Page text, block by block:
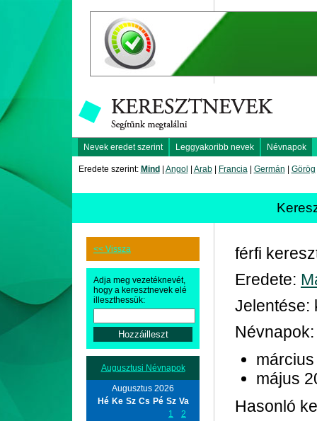
Nevek eredet szerint Leggyakoribb nevek Névnapok
Eredete szerint: Mind Angol Arab| Francia| Germán Görög
<< Vissza
Adja meg vezetéknevét,
hogy a keresztnevek elé
illeszthessük:
Augusztusi Névnapok
Augusztus 2026
Hé Ke Sz Cs Pé Sz Va
1
2
férfi
Eredete:
Jelentése:
Névnapok:
május
Hasonló